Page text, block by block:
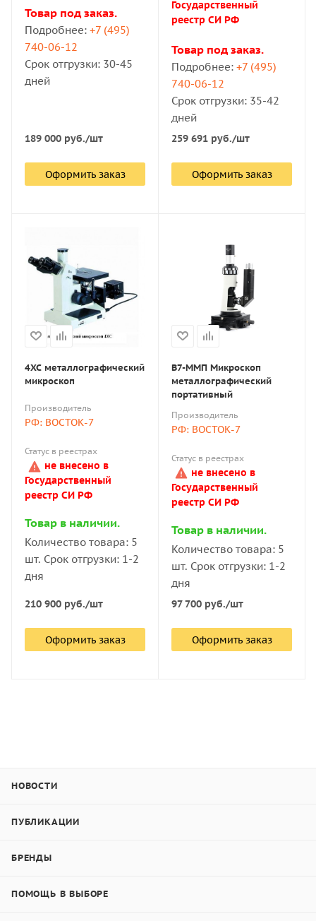
исследуемый предмет — отражается особым
объективом.
В комплектацию современных моделей часто входят
цифровые фотокамеры: полученные данные можно
обрабатывать в компьютерных программах.
Компания «Восток-7» предлагает купить современное
лабораторное оборудование по доступной цене. В
ассортименте есть модели российских и зарубежных
Товар под заказ.
Подробнее: +7 (495)
740-06-12
Срок отгрузки: 30-45
дней
189 000 руб./шт
Оформить заказ
Государственный
реестр СИ РФ
Товар под заказ.
Подробнее: +7 (495)
740-06-12
Срок отгрузки: 35-42
дней
259 691 руб./шт
Оформить заказ
4XC металлографический
микроскоп
Производитель
РФ: ВОСТОК-7
Статус в реестрах
не внесено в
Государственный
реестр СИ РФ
Товар в наличии.
Количество товара: 5
шт. Срок отгрузки: 1-2
дня
210 900 руб./шт
Оформить заказ
В7-ММП Микроскоп
металлографический
портативный
Производитель
РФ: ВОСТОК-7
Статус в реестрах
не внесено в
Государственный
реестр СИ РФ
Товар в наличии.
Количество товара: 5
шт. Срок отгрузки: 1-2
дня
97 700 руб./шт
Оформить заказ
НОВОСТИ
ПУБЛИКАЦИИ
БРЕНДЫ
ПОМОЩЬ В ВЫБОРЕ